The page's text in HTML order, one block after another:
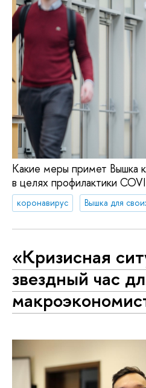
Какие меры примет Вышка
в целях профилактики
коронавирус Вышка для
«Кризисная
звездный час